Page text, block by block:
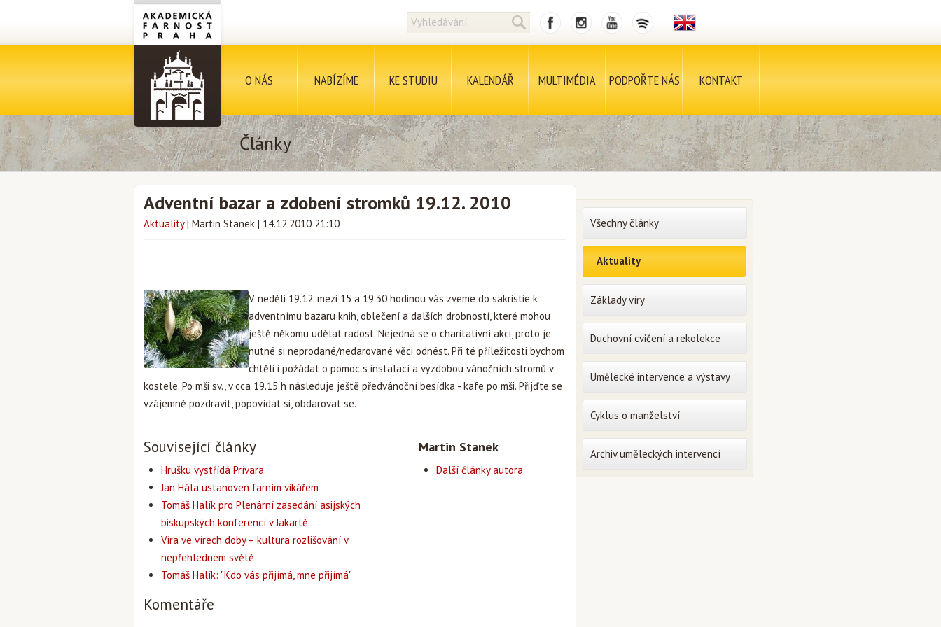
O NÁS NABÍZÍME KE STUDIU KALENDÁŘ MULTIMÉDIA PODPOŘTE NÁS KONTAKT
Články
Adventní bazar a zdobení stromků 19.12. 2010
Aktuality | Martin Stanek | 14.12.2010 21:10
V neděli 19.12. mezi 15 a 19.30 hodinou vás zveme do sakristie k
adventnímu bazaru knih, oblečení a dalších drobností, které mohou
ještě někomu udělat radost. Nejedná se o charitativní akci, proto je
nutné si neprodané/nedarované věci odnést. Při té příležitosti bychom
chtěli i požádat o pomoc s instalací a výzdobou vánočních stromů v
kostele. Po mši sv., v cca 19.15 h následuje ještě předvánoční besídka - kafe po mši. Přijďte se
vzájemně pozdravit, popovídat si, obdarovat se.
Související články
Hrušku vystřídá Prívara
Jan Hála ustanoven farním vikářem
Tomáš Halík pro Plenární zasedání asijských
biskupských konferencí v Jakartě
Víra ve vírech doby – kultura rozlišování v
nepřehledném světě
Tomáš Halík: "Kdo vás přijímá, mne přijímá"
Martin Stanek
Další články autora
Komentáře
Všechny články
Aktuality
Základy víry
Duchovní cvičení a rekolekce
Umělecké intervence a výstavy
Cyklus o manželství
Archiv uměleckých intervencí